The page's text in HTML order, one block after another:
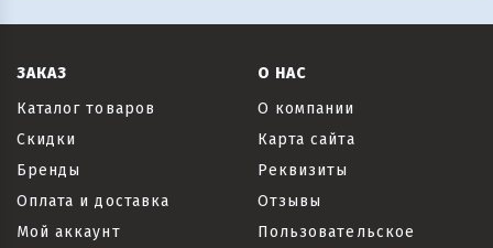
ЗАКАЗ
Каталог товаров
Скидки
Бренды
Оплата и доставка
Мой аккаунт
О НАС
О компании
Карта сайта
Реквизиты
Отзывы
Пользовательское